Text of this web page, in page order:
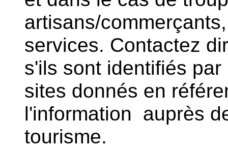
artisans/
services. Contactez
s'ils sont identifiés
sites donnés en
l'information auprès
tourisme.